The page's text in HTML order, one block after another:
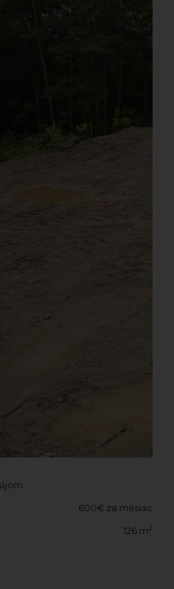
600€ za mesiac
126 m2